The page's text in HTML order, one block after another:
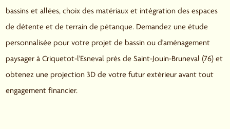
bassins et allées, choix des matériaux et intégration des espaces
de détente et de terrain de pétanque. Demandez une étude
personnalisée pour votre projet de bassin ou d'aménagement
paysager à Criquetot-l'Esneval près de Saint-Jouin-Bruneval (76) et
obtenez une projection 3D de votre futur extérieur avant tout
engagement financier.